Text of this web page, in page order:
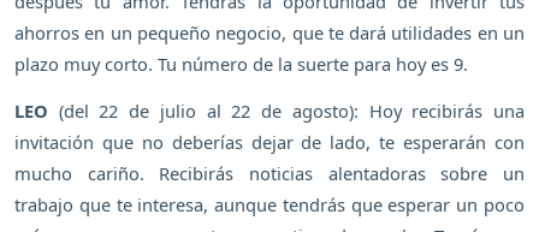
ahorros en un pequeño negocio, que te dará utilidades en un
plazo muy corto. Tu número de la suerte para hoy es 9.
LEO (del 22 de julio al 22 de agosto): Hoy recibirás una
invitación que no deberías dejar de lado, te esperarán con
mucho cariño. Recibirás noticias alentadoras sobre un
trabajo que te interesa, aunque tendrás que esperar un poco